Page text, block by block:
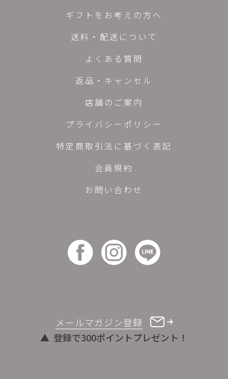
メールマガジン登録
登録で300ポイントプレゼント！
ギフトをお考えの方へ
送料・配送について
よくある質問
返品・キャンセル
店舗のご案内
プライバシーポリシー
特定商取引法に基づく表記
会員規約
お問い合わせ